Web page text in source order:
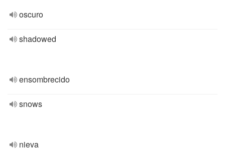
oscuro
shadowed
ensombrecido
snows
nieva